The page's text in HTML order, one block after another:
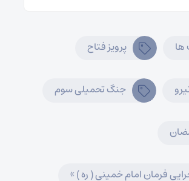
پرویز فتاح
جنگ تحمیلی سوم
فرمان امام خمینی ( ره ) »